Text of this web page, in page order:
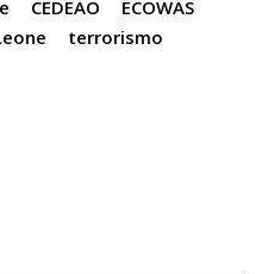
CEDEAO
ECOWAS
terrorismo